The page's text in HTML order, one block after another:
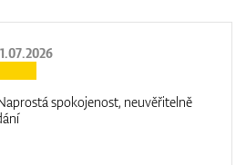
spokojenost, neuvěřitelně